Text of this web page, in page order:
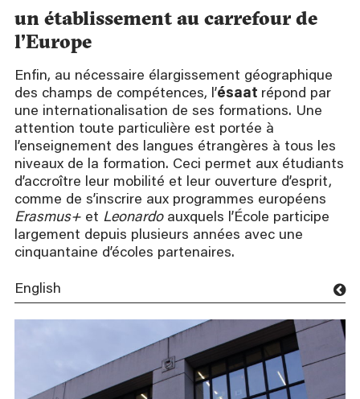
un établissement au carrefour de
l’Europe
Enfin, au nécessaire élargissement géographique
des champs de compétences, l’ésaat répond par
une internationalisation de ses formations. Une
attention toute particulière est portée à
l’enseignement des langues étrangères à tous les
niveaux de la formation. Ceci permet aux étudiants
d’accroître leur mobilité et leur ouverture d’esprit,
comme de s’inscrire aux programmes européens
Erasmus+ et Leonardo auxquels l’École participe
largement depuis plusieurs années avec une
cinquantaine d’écoles partenaires.
English
Superior School of Applied
Arts and Textiles of